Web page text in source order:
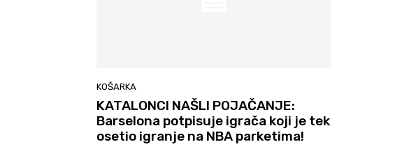
KOŠARKA
KATALONCI NAŠLI POJAČANJE:
Barselona potpisuje igrača koji je tek
osetio igranje na NBA parketima!